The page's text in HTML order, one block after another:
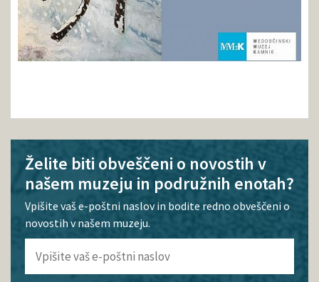
Želite biti obveščeni o novostih v
našem muzeju in podružnih enotah?
Vpišite vaš e-poštni naslov in bodite redno obveščeni o
novostih v našem muzeju.